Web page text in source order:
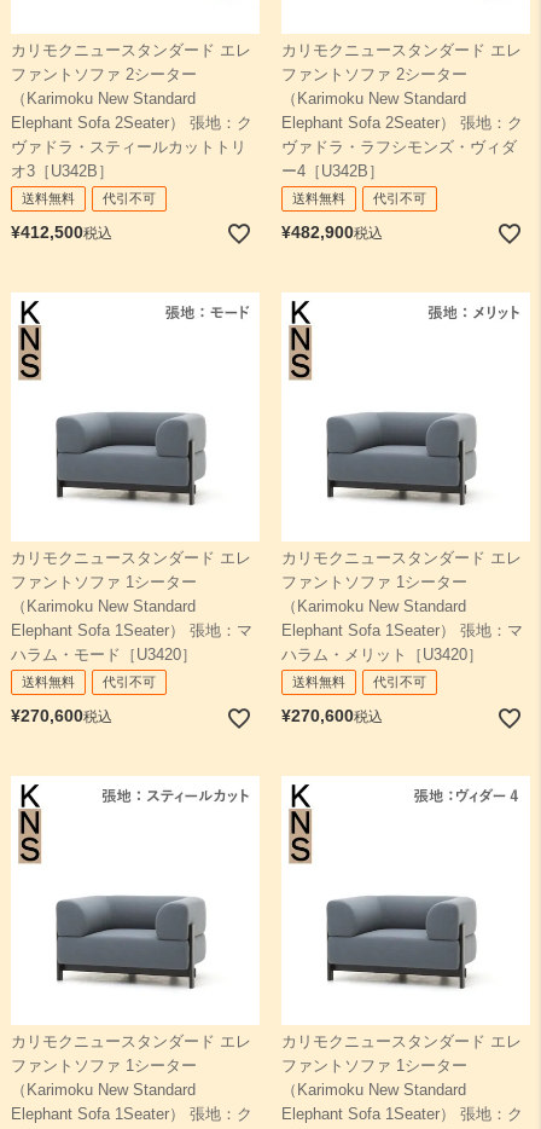
カリモクニュースタンダード エレ
ファントソファ 2シーター
（Karimoku New Standard
Elephant Sofa 2Seater） 張地：ク
ヴァドラ・スティールカットトリ
オ3［U342B］
送料無料 代引不可
¥412,500税込
カリモクニュースタンダード エレ
ファントソファ 2シーター
（Karimoku New Standard
Elephant Sofa 2Seater） 張地：ク
ヴァドラ・ラフシモンズ・ヴィダ
ー4［U342B］
送料無料 代引不可
¥482,900税込
カリモクニュースタンダード エレ
ファントソファ 1シーター
（Karimoku New Standard
Elephant Sofa 1Seater） 張地：マ
ハラム・モード［U3420］
送料無料 代引不可
¥270,600税込
カリモクニュースタンダード エレ
ファントソファ 1シーター
（Karimoku New Standard
Elephant Sofa 1Seater） 張地：マ
ハラム・メリット［U3420］
送料無料 代引不可
¥270,600税込
カリモクニュースタンダード エレ
ファントソファ 1シーター
（Karimoku New Standard
Elephant Sofa 1Seater） 張地：ク
カリモクニュースタンダード エレ
ファントソファ 1シーター
（Karimoku New Standard
Elephant Sofa 1Seater） 張地：ク